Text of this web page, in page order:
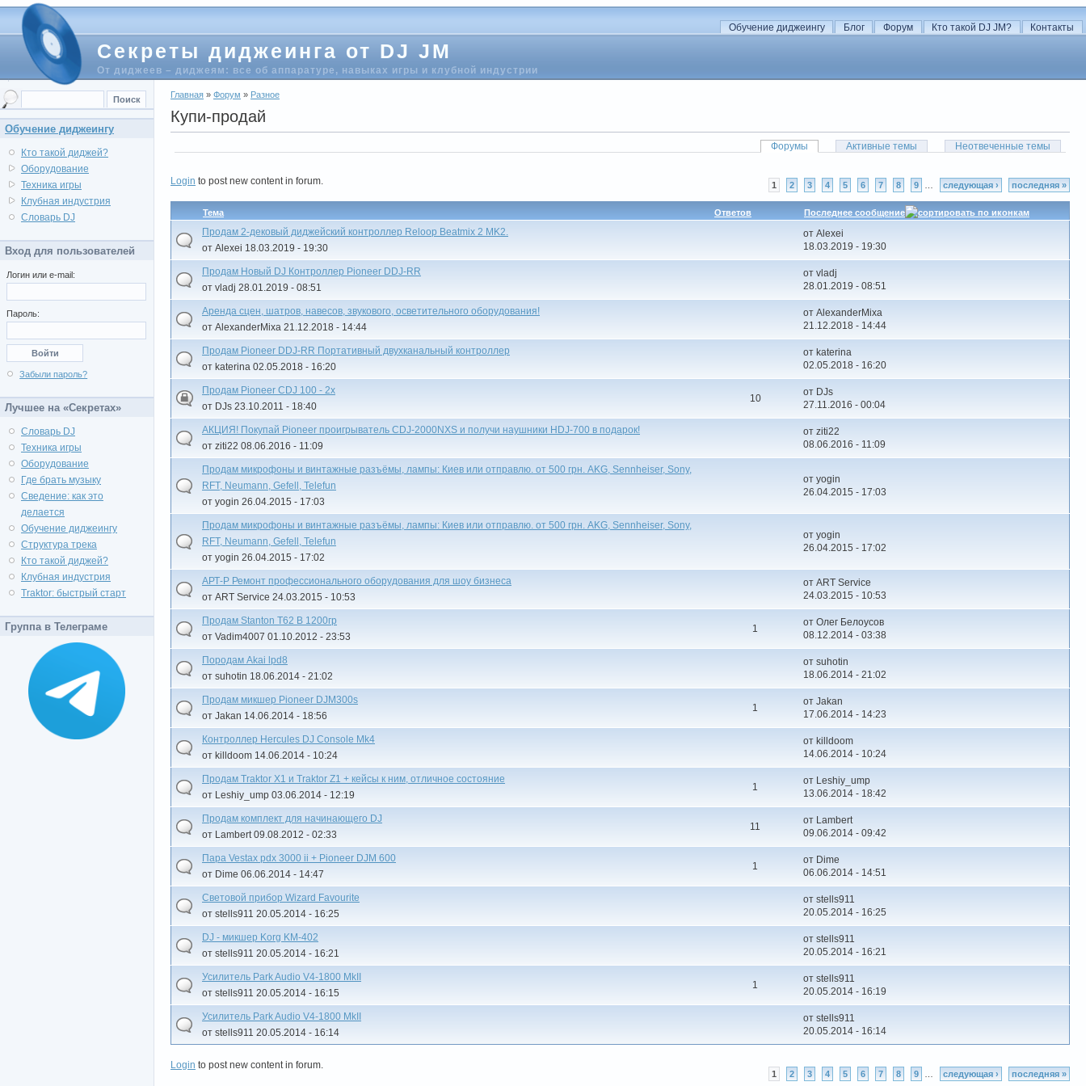
Секреты диджеинга от DJ JM
От диджеев – диджеям: все об аппаратуре, навыках игры и клубной индустрии
Обучение диджеингу Блог Форум Кто такой DJ JM? Контакты
Главная » Форум » Разное
Купи-продай
Форумы Активные темы Неотвеченные темы
Login to post new content in forum. 1 2 3 4 5 6 7 8 9 следующая › последняя »
Тема Ответов Последнее сообщение
Продам 2-дековый диджейский контроллер Reloop Beatmix 2 MK2.
от Alexei 18.03.2019 - 19:30
от Alexei
18.03.2019 - 19:30
Продам Новый DJ Контроллер Pioneer DDJ-RR
от vladj 28.01.2019 - 08:51
от vladj
28.01.2019 - 08:51
Аренда сцен, шатров, навесов, звукового, осветительного оборудования!
от AlexanderMixa 21.12.2018 - 14:44
от AlexanderMixa
21.12.2018 - 14:44
Продам Pioneer DDJ-RR Портативный двухканальный контроллер
от katerina 02.05.2018 - 16:20
от katerina
02.05.2018 - 16:20
Продам Pioneer CDJ 100 - 2x
от DJs 23.10.2011 - 18:40
10
от DJs
27.11.2016 - 00:04
АКЦИЯ! Покупай Pioneer проигрыватель CDJ-2000NXS и получи наушники HDJ-700 в подарок!
от ziti22 08.06.2016 - 11:09
от ziti22
08.06.2016 - 11:09
Продам микрофоны и винтажные разъёмы, лампы: Киев или отправлю. от 500 грн. AKG, Sennheiser, Sony,
RFT, Neumann, Gefell, Telefun
от yogin 26.04.2015 - 17:03
от yogin
26.04.2015 - 17:03
Продам микрофоны и винтажные разъёмы, лампы: Киев или отправлю. от 500 грн. AKG, Sennheiser, Sony,
RFT, Neumann, Gefell, Telefun
от yogin 26.04.2015 - 17:02
от yogin
26.04.2015 - 17:02
АРТ-Р Ремонт профессионального оборудования для шоу бизнеса
от ART Service 24.03.2015 - 10:53
от ART Service
24.03.2015 - 10:53
Продам Stanton T62 B 1200гр
от Vadim4007 01.10.2012 - 23:53
1
от Олег Белоусов
08.12.2014 - 03:38
Породам Akai lpd8
от suhotin 18.06.2014 - 21:02
от suhotin
18.06.2014 - 21:02
Продам микшер Pioneer DJM300s
от Jakan 14.06.2014 - 18:56
1
от Jakan
17.06.2014 - 14:23
Контроллер Hercules DJ Console Mk4
от killdoom 14.06.2014 - 10:24
от killdoom
14.06.2014 - 10:24
Продам Traktor X1 и Traktor Z1 + кейсы к ним, отличное состояние
от Leshiy_ump 03.06.2014 - 12:19
1
от Leshiy_ump
13.06.2014 - 18:42
Продам комплект для начинающего DJ
от Lambert 09.08.2012 - 02:33
11
от Lambert
09.06.2014 - 09:42
Пара Vestax pdx 3000 ii + Pioneer DJM 600
от Dime 06.06.2014 - 14:47
1
от Dime
06.06.2014 - 14:51
Световой прибор Wizard Favourite
от stells911 20.05.2014 - 16:25
от stells911
20.05.2014 - 16:25
DJ - микшер Korg KM-402
от stells911 20.05.2014 - 16:21
от stells911
20.05.2014 - 16:21
Усилитель Park Audio V4-1800 MkII
от stells911 20.05.2014 - 16:15
1
от stells911
20.05.2014 - 16:19
Усилитель Park Audio V4-1800 MkII
от stells911 20.05.2014 - 16:14
от stells911
20.05.2014 - 16:14
Login to post new content in forum.
1 2 3 4 5 6 7 8 9 следующая › последняя »
Обучение диджеингу
Кто такой диджей?
Оборудование
Техника игры
Клубная индустрия
Словарь DJ
Вход для пользователей
Логин или e-mail:
Пароль:
Забыли пароль?
Лучшее на «Секретах»
Словарь DJ
Техника игры
Оборудование
Где брать музыку
Сведение: как это
делается
Обучение диджеингу
Структура трека
Кто такой диджей?
Клубная индустрия
Traktor: быстрый старт
Группа в Телеграме